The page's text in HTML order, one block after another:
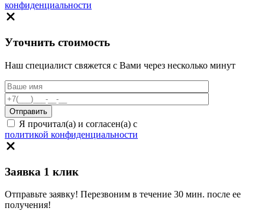
конфиденциальности
Уточнить стоимость
Наш специалист свяжется с Вами через несколько минут
Я прочитал(а) и согласен(а) с
политикой конфиденциальности
Заявка 1 клик
Отправьте заявку! Перезвоним в течение 30 мин. после ее
получения!